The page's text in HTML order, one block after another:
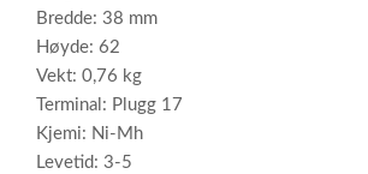
Bredde: 38 mm
Høyde: 62
Vekt: 0,76 kg
Terminal: Plugg 17
Kjemi: Ni-Mh
Levetid: 3-5